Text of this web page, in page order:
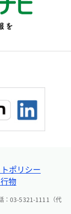
ポリシー
物
：03-5321-1111（代